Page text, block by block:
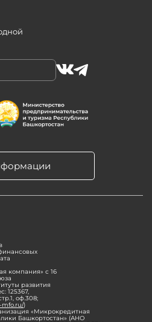
компания» с 16
развития
125367,
оф.308;
mfo.ru/)
«Микрокредитная
Башкортостан» (АНО